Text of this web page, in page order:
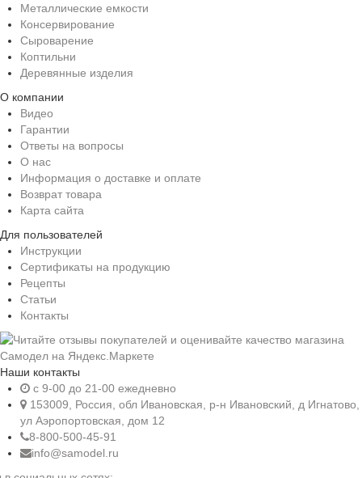
Металлические емкости
Консервирование
Сыроварение
Коптильни
Деревянные изделия
О компании
Видео
Гарантии
Ответы на вопросы
О нас
Информация о доставке и оплате
Возврат товара
Карта сайта
Для пользователей
Инструкции
Сертификаты на продукцию
Рецепты
Статьи
Контакты
Наши контакты
c 9-00 до 21-00 ежедневно
153009, Россия, обл Ивановская, р-н Ивановский, д Игнатово,
ул Аэропортовская, дом 12
8-800-500-45-91
info@samodel.ru